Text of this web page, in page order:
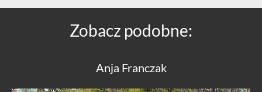
Zobacz podobne:
Anja Franczak